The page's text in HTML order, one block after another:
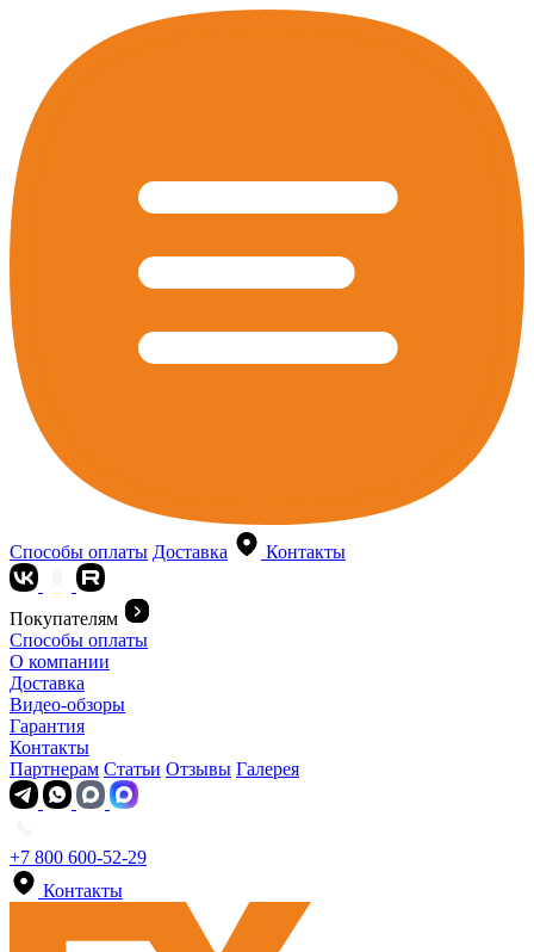
Способы оплаты Доставка Контакты
Покупателям
Способы оплаты
О компании
Доставка
Видео-обзоры
Гарантия
Контакты
Партнерам Статьи Отзывы Галерея
+7 800 600-52-29
Контакты